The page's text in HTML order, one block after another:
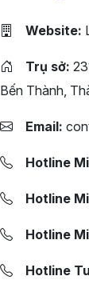
Website:
Trụ sở:
Bến Thành,
Email:
Hotline
Hotline
Hotline
Hotline